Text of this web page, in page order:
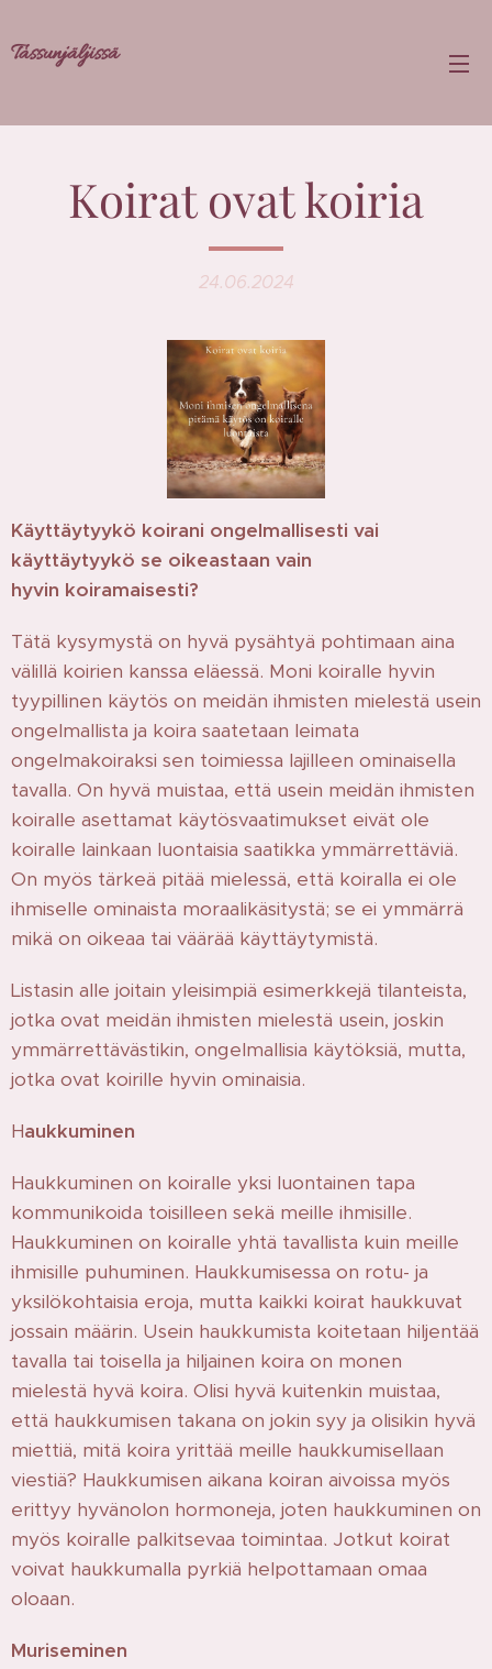
Tassunjäljissä
Koirat ovat koiria
24.06.2024
Käyttäytyykö koirani ongelmallisesti vai
käyttäytyykö se oikeastaan vain
hyvin koiramaisesti?
Tätä kysymystä on hyvä pysähtyä pohtimaan aina
välillä koirien kanssa eläessä. Moni koiralle hyvin
tyypillinen käytös on meidän ihmisten mielestä usein
ongelmallista ja koira saatetaan leimata
ongelmakoiraksi sen toimiessa lajilleen ominaisella
tavalla. On hyvä muistaa, että usein meidän ihmisten
koiralle asettamat käytösvaatimukset eivät ole
koiralle lainkaan luontaisia saatikka ymmärrettäviä.
On myös tärkeä pitää mielessä, että koiralla ei ole
ihmiselle ominaista moraalikäsitystä; se ei ymmärrä
mikä on oikeaa tai väärää käyttäytymistä.
Listasin alle joitain yleisimpiä esimerkkejä tilanteista,
jotka ovat meidän ihmisten mielestä usein, joskin
ymmärrettävästikin, ongelmallisia käytöksiä, mutta,
jotka ovat koirille hyvin ominaisia.
Haukkuminen
Haukkuminen on koiralle yksi luontainen tapa
kommunikoida toisilleen sekä meille ihmisille.
Haukkuminen on koiralle yhtä tavallista kuin meille
ihmisille puhuminen. Haukkumisessa on rotu- ja
yksilökohtaisia eroja, mutta kaikki koirat haukkuvat
jossain määrin. Usein haukkumista koitetaan hiljentää
tavalla tai toisella ja hiljainen koira on monen
mielestä hyvä koira. Olisi hyvä kuitenkin muistaa,
että haukkumisen takana on jokin syy ja olisikin hyvä
miettiä, mitä koira yrittää meille haukkumisellaan
viestiä? Haukkumisen aikana koiran aivoissa myös
erittyy hyvänolon hormoneja, joten haukkuminen on
myös koiralle palkitsevaa toimintaa. Jotkut koirat
voivat haukkumalla pyrkiä helpottamaan omaa
oloaan.
Muriseminen